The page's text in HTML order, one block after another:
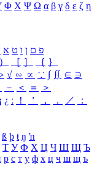
Φ Χ Ψ Ω α β γ δ ε ζ η
פ ם ן ו ט א
） ［ ］ ｛ ｝
√ ∽ ∝ ∵ ∫ ∬ ∈ ∋
－ ＜ ＝
＞
¡ ¿ ː ！ ＇ ， ． ／
：
ß þ ŧ ŋ ŉ
Т У Ф Х Ц Ч Ш Щ Ъ
р с т у ф х ц ч ш щ ъ